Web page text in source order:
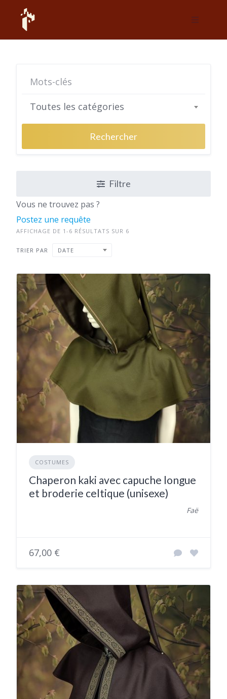
content
Toutes les catégories
Rechercher
Filtre
Vous ne trouvez pas ?
Postez une requête
AFFICHAGE DE 1-6 RÉSULTATS SUR 6
TRIER PAR DATE
COSTUMES
Chaperon kaki avec capuche longue
et broderie celtique (unisexe)
Faë
67,00 €